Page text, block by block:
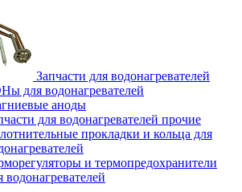
Запчасти для водонагревателей
для водонагревателей
аноды
для водонагревателей прочие
прокладки и кольца для
и термопредохранители
водонагревателей